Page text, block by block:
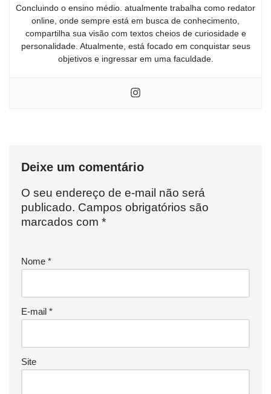
Concluindo o ensino médio. atualmente trabalha como redator
online, onde sempre está em busca de conhecimento,
compartilha sua visão com textos cheios de curiosidade e
personalidade. Atualmente, está focado em conquistar seus
objetivos e ingressar em uma faculdade.
Deixe um comentário
O seu endereço de e-mail não será
publicado. Campos obrigatórios são
marcados com *
Nome *
E-mail *
Site